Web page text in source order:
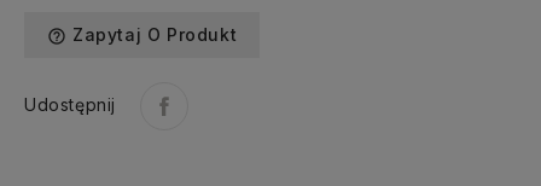
help_outline Zapytaj O Produkt
Udostępnij